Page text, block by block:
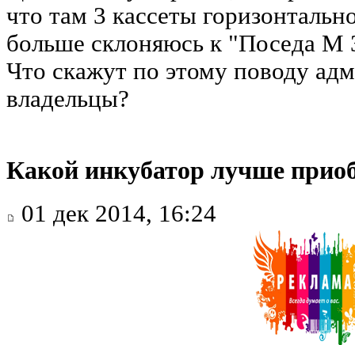
что там 3 кассеты
больше склоняюсь к "Поседа М
Что скажут по этому поводу
владельцы?
Какой инкубатор лучше
01 дек 2014, 16:24